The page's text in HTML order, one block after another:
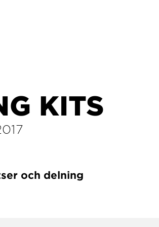
KITS
och delning